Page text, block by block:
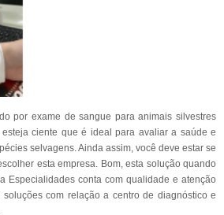
por exame de sangue para animais silvestres
ciente que é ideal para avaliar a saúde e
selvagens. Ainda assim, você deve estar se
esta empresa. Bom, esta solução quando
Especialidades conta com qualidade e atenção
com relação a centro de diagnóstico e